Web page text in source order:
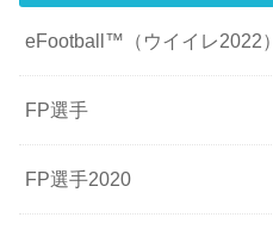
eFootball™（ウイイレ2022）
FP選手
FP選手2020